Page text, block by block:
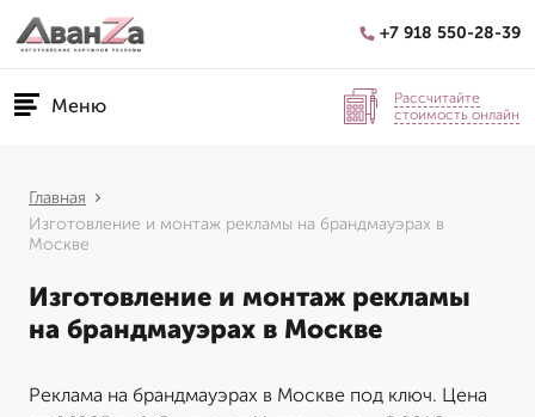
+7 918 550-28-39
Меню
Рассчитайте
стоимость онлайн
Главная
Изготовление и монтаж рекламы на брандмауэрах в
Москве
Изготовление и монтаж рекламы
на брандмауэрах в Москве
Реклама на брандмауэрах в Москве под ключ. Цена